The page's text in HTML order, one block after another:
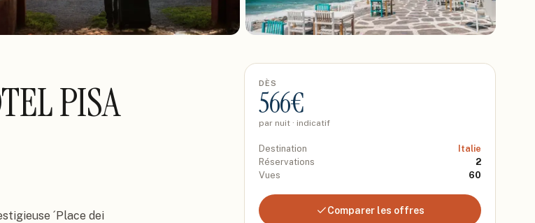
PISA
´Place dei
DÈS
566€
par nuit · indicatif
Destination
Italie
Réservations
2
Vues
60
Comparer les offres